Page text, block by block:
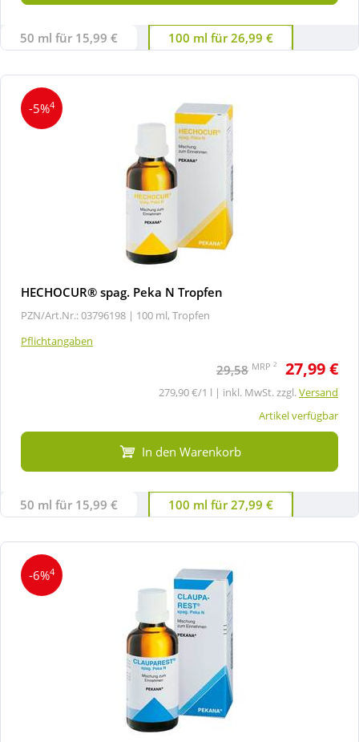
50 ml für 15,99 € 100 ml für 26,99 €
-5%4
HECHOCUR® spag. Peka N Tropfen
PZN/Art.Nr.: 03796198 | 100 ml, Tropfen
Pflichtangaben
29,58 MRP 2 27,99 €
279,90 €/1 l | inkl. MwSt. zzgl.Versand
Artikel verfügbar
In den Warenkorb
50 ml für 15,99 € 100 ml für 27,99 €
-6%4